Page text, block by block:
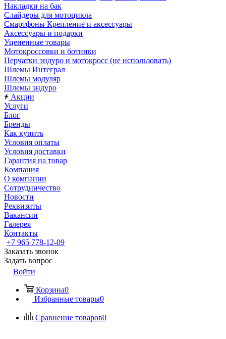
Накладки на бак
Слайдеры для мотоцикла
Смартфоны Крепление и аксессуары
Аксессуары и подарки
Уцененные товары
Мотокроссовки и ботинки
Перчатки эндуро и мотокросс (не использовать)
Шлемы Интеграл
Шлемы модуляр
Шлемы эндуро
Акции
Услуги
Блог
Бренды
Как купить
Условия оплаты
Условия доставки
Гарантия на товар
Компания
О компании
Сотрудничество
Новости
Реквизиты
Вакансии
Галерея
Контакты
+7 965 778-12-09
Заказать звонок
Задать вопрос
Войти
Корзина0
Избранные товары0
Сравнение товаров0